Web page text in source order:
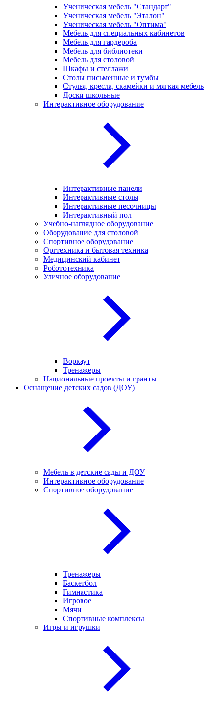
Ученическая мебель "Стандарт"
Ученическая мебель "Эталон"
Ученическая мебель "Оптима"
Мебель для специальных кабинетов
Мебель для гардероба
Мебель для библиотеки
Мебель для столовой
Шкафы и стеллажи
Столы письменные и тумбы
Стулья, кресла, скамейки и мягкая мебель
Доски школьные
Интерактивное оборудование
Интерактивные панели
Интерактивные столы
Интерактивные песочницы
Интерактивный пол
Учебно-наглядное оборудование
Оборудование для столовой
Спортивное оборудование
Оргтехника и бытовая техника
Медицинский кабинет
Робототехника
Уличное оборудование
Воркаут
Тренажеры
Национальные проекты и гранты
Оснащение детских садов (ДОУ)
Мебель в детские сады и ДОУ
Интерактивное оборудование
Спортивное оборудование
Тренажеры
Баскетбол
Гимнастика
Игровое
Мячи
Спортивные комплексы
Игры и игрушки